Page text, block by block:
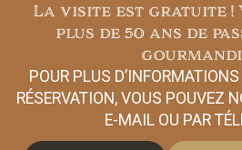
La visite est gratuite !
plus de 50 ans de
POUR PLUS
RÉSERVATION, VOUS POUVEZ
E-MAIL OU PAR